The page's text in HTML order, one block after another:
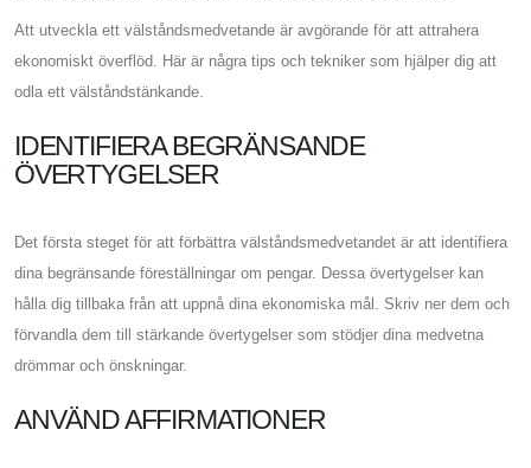
Att utveckla ett välståndsmedvetande är avgörande för att attrahera
ekonomiskt överflöd. Här är några tips och tekniker som hjälper dig att
odla ett välståndstänkande.
IDENTIFIERA BEGRÄNSANDE
ÖVERTYGELSER
Det första steget för att förbättra välståndsmedvetandet är att identifiera
dina begränsande föreställningar om pengar. Dessa övertygelser kan
hålla dig tillbaka från att uppnå dina ekonomiska mål. Skriv ner dem och
förvandla dem till stärkande övertygelser som stödjer dina medvetna
drömmar och önskningar.
ANVÄND AFFIRMATIONER